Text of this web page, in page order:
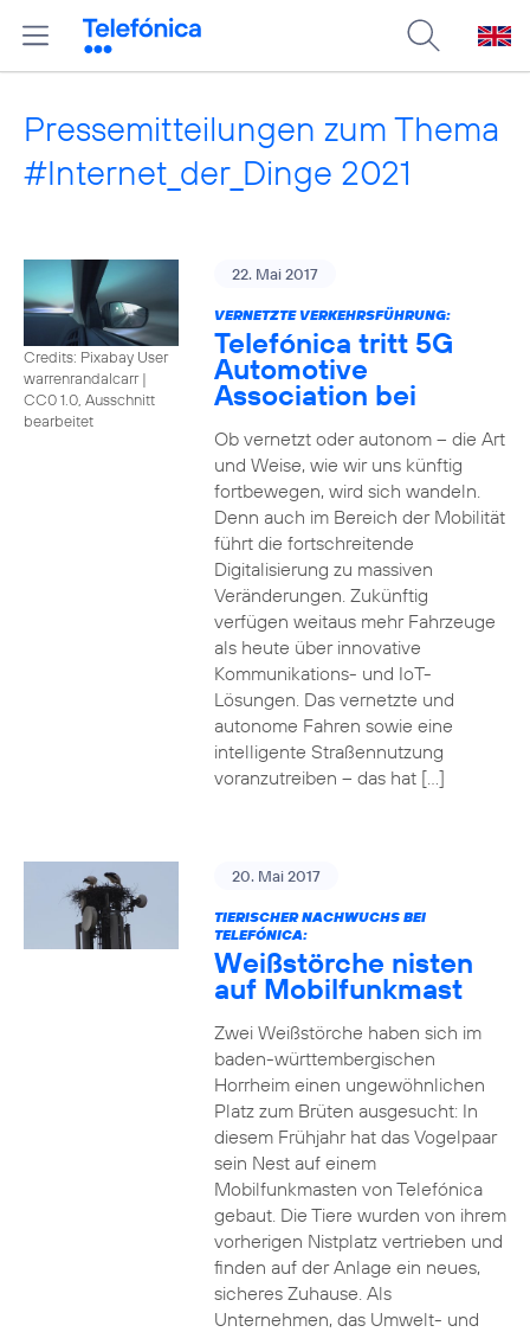
Pressemitteilungen zum Thema
#Internet_der_Dinge 2021
Credits: Pixabay User
warrenrandalcarr|
CC0 1.0, Ausschnitt
bearbeitet
22. Mai 2017
VERNETZTE VERKEHRSFÜHRUNG:
Telefónica tritt 5G
Automotive
Association bei
Ob vernetzt oder autonom – die Art
und Weise, wie wir uns künftig
fortbewegen, wird sich wandeln.
Denn auch im Bereich der Mobilität
führt die fortschreitende
Digitalisierung zu massiven
Veränderungen. Zukünftig
verfügen weitaus mehr Fahrzeuge
als heute über innovative
Kommunikations- und IoT-
Lösungen. Das vernetzte und
autonome Fahren sowie eine
intelligente Straßennutzung
voranzutreiben – das hat […]
20. Mai 2017
TIERISCHER NACHWUCHS BEI
TELEFÓNICA:
Weißstörche nisten
auf Mobilfunkmast
Zwei Weißstörche haben sich im
baden-württembergischen
Horrheim einen ungewöhnlichen
Platz zum Brüten ausgesucht: In
diesem Frühjahr hat das Vogelpaar
sein Nest auf einem
Mobilfunkmasten von Telefónica
gebaut. Die Tiere wurden von ihrem
vorherigen Nistplatz vertrieben und
finden auf der Anlage ein neues,
sicheres Zuhause. Als
Unternehmen, das Umwelt- und